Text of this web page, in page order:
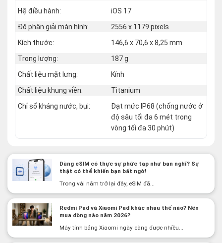
Hệ điều hành:
iOS 17
Độ phân giải màn hình:
2556 x 1179 pixels
Kích thước:
146,6 x 70,6 x 8,25 mm
Trọng lượng:
187 g
Chất liệu mặt lưng:
Kính
Chất liệu khung viền:
Titanium
Chỉ số kháng nước, bụi:
Đạt mức IP68 (chống nước ở
độ sâu tối đa 6 mét trong
vòng tối đa 30 phút)
Dùng eSIM có thực sự phức tạp như bạn nghĩ? Sự
thật có thể khiến bạn bất ngờ!
Trong vài năm trở lại đây, eSIM đã...
Redmi Pad và Xiaomi Pad khác nhau thế nào? Nên
mua dòng nào năm 2026?
Máy tính bảng Xiaomi ngày càng được nhiều...